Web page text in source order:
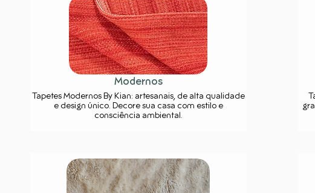
Modernos
Tapetes Modernos By Kian: artesanais, de alta qualidade
e design único. Decore sua casa com estilo e
consciência ambiental.